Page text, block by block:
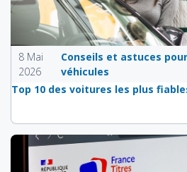
8 Mai
2026
Conseils et astuces
véhicules
Top 10 des voitures les plus